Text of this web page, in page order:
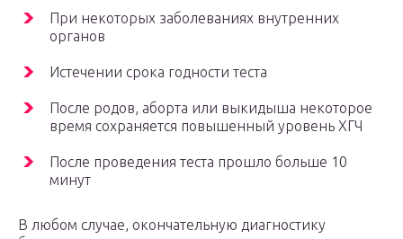
При некоторых заболеваниях внутренних
органов
Истечении срока годности теста
После родов, аборта или выкидыша некоторое
время сохраняется повышенный уровень ХГЧ
После проведения теста прошло больше 10
минут
В любом случае, окончательную диагностику